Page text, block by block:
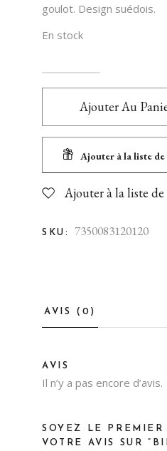
goulot. Design suédois.
En stock
Ajouter Au
Ajouter à la liste de
Ajouter à la liste de
SKU: 7350083120120
AVIS (0)
AVIS
Il n’y a pas encore d’avis.
SOYEZ LE PREMIER
VOTRE AVIS SUR